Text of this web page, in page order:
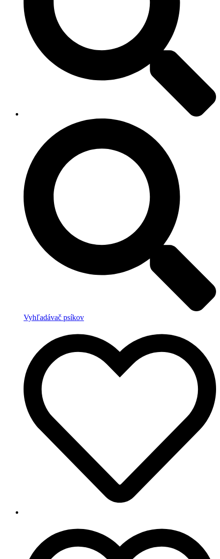
Vyhľadávač psíkov